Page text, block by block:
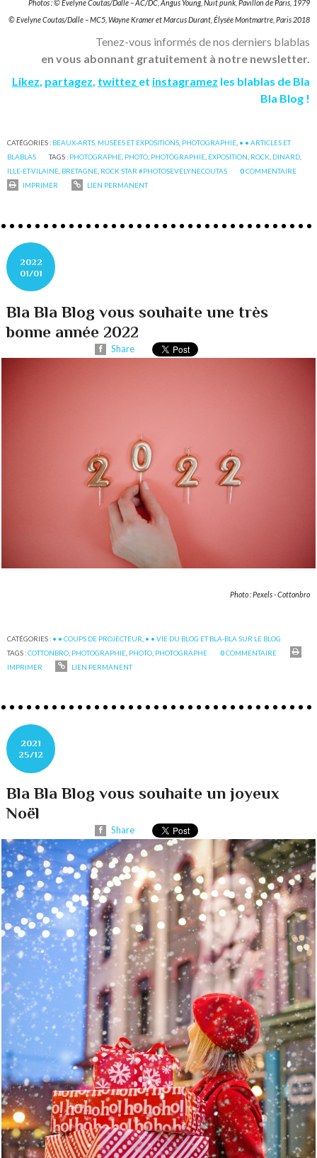
Photos : © Evelyne Coutas/Dalle – AC/DC, Angus Young, Nuit punk, Pavillon de Paris, 1979
© Evelyne Coutas/Dalle – MC5, Wayne Kramer et Marcus Durant, Élysée Montmartre, Paris 2018
Tenez-vous informés de nos derniers blablas
en vous abonnant gratuitement à notre newsletter.
Likez partagez twittez et instagramez les blablas de Bla
Bla Blog !
CATÉGORIES : BEAUX-ARTS, MUSÉES ET EXPOSITIONS, PHOTOGRAPHIE, • • ARTICLES ET
BLABLAS
TAGS : PHOTOGRAPHE, PHOTO, PHOTOGRAPHIE, EXPOSITION, ROCK, DINARD,
ILLE-ET-VILAINE, BRETAGNE, ROCK STAR #PHOTOSEVELYNECOUTAS 0COMMENTAIRE
IMPRIMER
LIEN PERMANENT
2022
01/01
Bla Bla Blog vous souhaite une très
bonne année 2022
Share
Photo : Pexels - Cottonbro
CATÉGORIES : • • COUPS DE PROJECTEUR • • VIE DU BLOG ET BLA-BLA SUR LE BLOG
TAGS :COTTONBRO PHOTOGRAPHIE PHOTO PHOTOGRAPHE 0COMMENTAIRE
IMPRIMER
LIEN PERMANENT
2021
25/12
Bla Bla Blog vous souhaite un joyeux
Noël
Share